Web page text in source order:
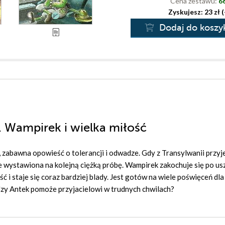
Zyskujesz: 23 zł
Dodaj do
Wampirek i wielka miłość
zabawna opowieść o tolerancji i odwadze. Gdy z Transylwanii
na kolejną ciężką próbę. Wampirek zakochuje się po
i staje się coraz bardziej blady. Jest gotów na wiele poświęceń
Antek pomoże przyjacielowi w trudnych chwilach?